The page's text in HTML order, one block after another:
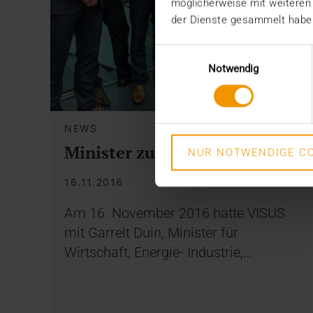
möglicherweise mit
der Dienste gesammelt
Notwendig
NUR NOTWENDIGE
NEWS
Minister zu Besuch
16.11.2016
Am 16. November 2016 hatte VISUS
mit Garrelt Duin, Minister für
Wirtschaft, Energie- Industrie,…